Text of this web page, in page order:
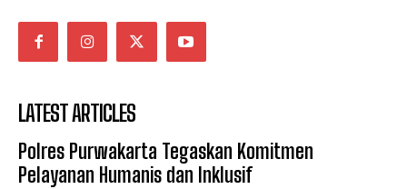
LATEST ARTICLES
Polres Purwakarta Tegaskan Komitmen
Pelayanan Humanis dan Inklusif